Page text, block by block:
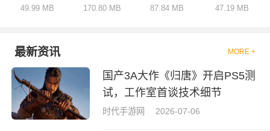
49.99 MB 170.80 MB 87.84 MB 47.19 MB
最新资讯 MORE +
国产3A大作《归唐》开启PS5测
试，工作室首谈技术细节
时代手游网 2026-07-06